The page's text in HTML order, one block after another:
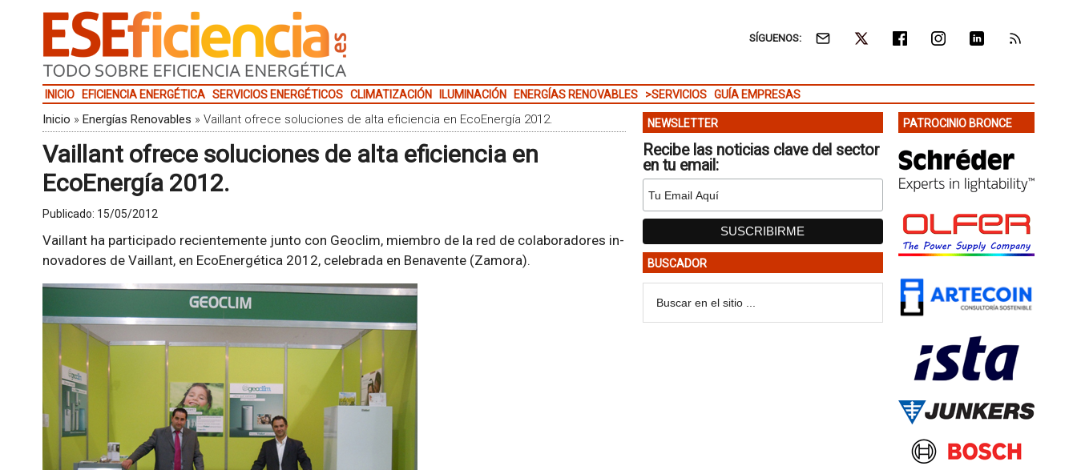
SÍGUENOS:
INICIO EFICIENCIA ENERGÉTICA SERVICIOS ENERGÉTICOS CLIMATIZACIÓN ILUMINACIÓN ENERGÍAS RENOVABLES >SERVICIOS GUÍA EMPRESAS
Inicio » Energías Renovables » Vaillant ofrece soluciones de alta eficiencia en EcoEnergía 2012.
Vaillant ofrece soluciones de alta eficiencia en
EcoEnergía 2012.
Publicado: 15/05/2012
Vaillant ha participado recientemente junto con Geoclim, miembro de la red de colaboradores in-
novadores de Vaillant, en EcoEnergética 2012, celebrada en Benavente (Zamora).
NEWSLETTER
Recibe las noticias clave del sector
en tu email:
BUSCADOR
PATROCINIO BRONCE